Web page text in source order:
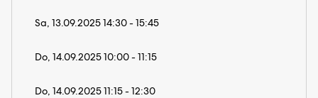
Sa, 13.09.2025 14:30 - 15:45
Do, 14.09.2025 10:00 - 11:15
Do, 14.09.2025 11:15 - 12:30